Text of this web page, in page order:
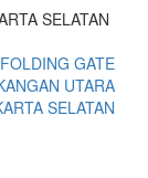
SELATAN